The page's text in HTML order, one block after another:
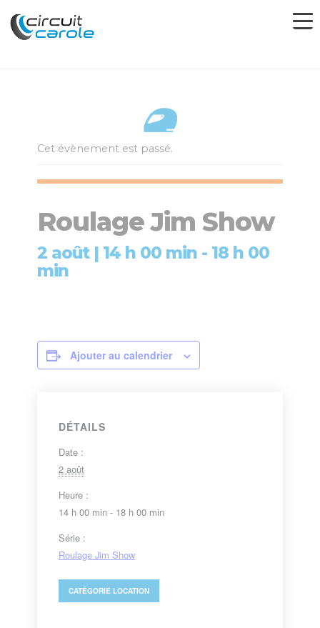
Cet évènement est passé.
Roulage Jim Show
2 août | 14 h 00 min - 18 h 00
min
Ajouter au calendrier
DÉTAILS
Date :
2 août
Heure :
14 h 00 min - 18 h 00 min
Série :
Roulage Jim Show
CATÉGORIELOCATION